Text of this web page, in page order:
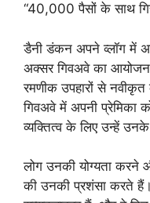
“40,000 पैसों के साथ
डैनी डंकन अपने व्लॉग में
अक्सर गिवअवे का
रमणीक उपहारों से
गिवअवे में अपनी प्रेमिका
व्यक्तित्व के लिए उन्हें उनके
लोग उनकी योग्यता करने
की उनकी प्रशंसा करते